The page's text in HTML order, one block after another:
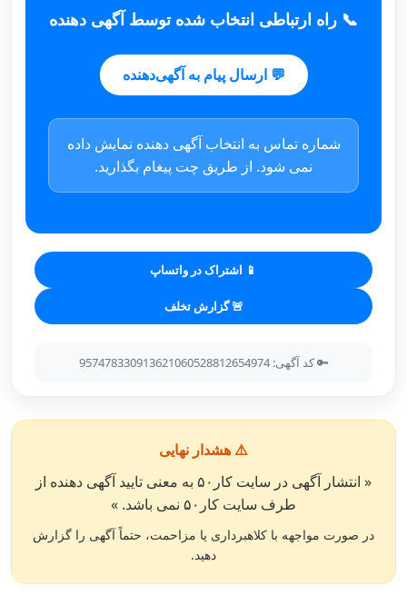
📞 راه ارتباطی انتخاب شده توسط آگهی دهنده
💬 ارسال پیام به آگهی‌دهنده
شماره تماس به انتخاب آگهی دهنده نمایش داده
نمی شود. از طریق چت پیغام بگذارید.
📱 اشتراک در واتساپ
🚨 گزارش تخلف
🔑 کد آگهی: 957478330913621060528812654974
⚠️ هشدار نهایی
« انتشار آگهی در سایت کار۵۰ به معنی تایید آگهی دهنده از
طرف سایت کار۵۰ نمی باشد. »
در صورت مواجهه با کلاهبرداری یا مزاحمت، حتماً آگهی را گزارش
دهید.